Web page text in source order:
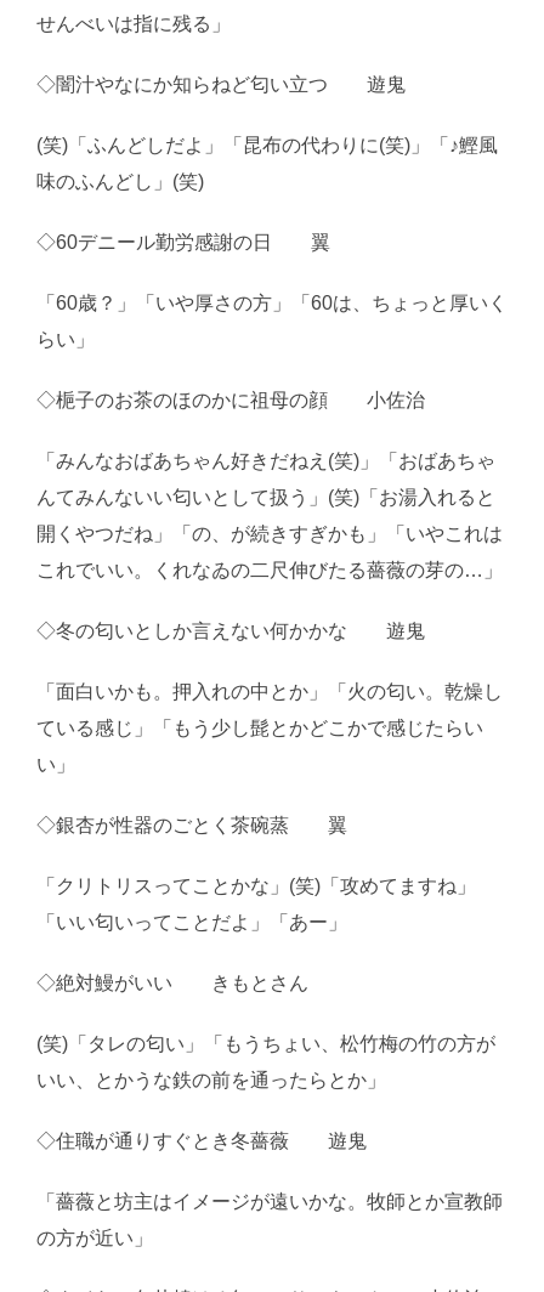
せんべいは指に残る」
◇闇汁やなにか知らねど匂い立つ 遊鬼
(笑)「ふんどしだよ」「昆布の代わりに(笑)」「♪鰹風
味のふんどし」(笑)
◇60デニール勤労感謝の日 翼
「60歳？」「いや厚さの方」「60は、ちょっと厚いく
らい」
◇梔子のお茶のほのかに祖母の顔 小佐治
「みんなおばあちゃん好きだねえ(笑)」「おばあちゃ
んてみんないい匂いとして扱う」(笑)「お湯入れると
開くやつだね」「の、が続きすぎかも」「いやこれは
これでいい。くれなゐの二尺伸びたる薔薇の芽の…」
◇冬の匂いとしか言えない何かかな 遊鬼
「面白いかも。押入れの中とか」「火の匂い。乾燥し
ている感じ」「もう少し髭とかどこかで感じたらい
い」
◇銀杏が性器のごとく茶碗蒸 翼
「クリトリスってことかな」(笑)「攻めてますね」
「いい匂いってことだよ」「あー」
◇絶対鰻がいい きもとさん
(笑)「タレの匂い」「もうちょい、松竹梅の竹の方が
いい、とかうな鉄の前を通ったらとか」
◇住職が通りすぐとき冬薔薇 遊鬼
「薔薇と坊主はイメージが遠いかな。牧師とか宣教師
の方が近い」